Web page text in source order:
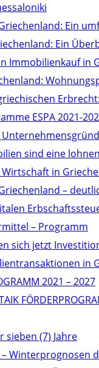
Ein
Ein
Immobilienkauf in
ESPA 2021-
sind eine
in
–
– Programm
sich jetzt
in
2021 – 2027
(7) Jahre
Winterprognosen